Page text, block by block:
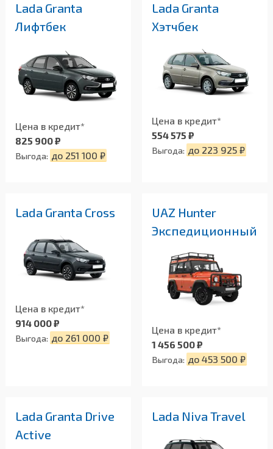
Lada Granta
Лифтбек
Цена в кредит*
825 900 ₽
Выгода: до 251 100 ₽
Lada Granta
Хэтчбек
Цена в кредит*
554 575 ₽
Выгода: до 223 925 ₽
Lada Granta Cross
Цена в кредит*
914 000 ₽
Выгода: до 261 000 ₽
UAZ Hunter
Экспедиционный
Цена в кредит*
1 456 500 ₽
Выгода: до 453 500 ₽
Lada Granta Drive
Active
Lada Niva Travel